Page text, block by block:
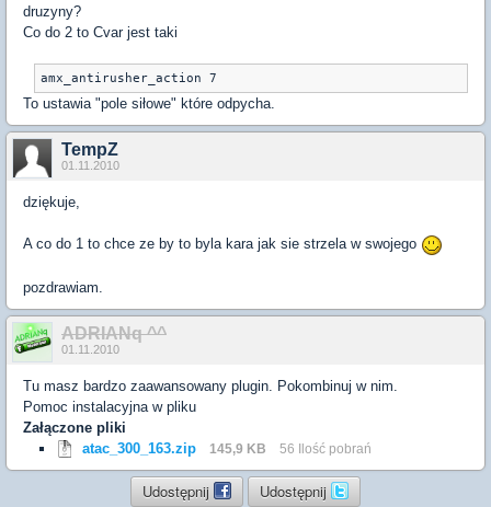
druzyny?
Co do 2 to Cvar jest taki
amx_antirusher_action 7
To ustawia "pole siłowe" które odpycha.
TempZ
01.11.2010
dziękuje,
A co do 1 to chce ze by to byla kara jak sie strzela w swojego
pozdrawiam.
ADRIANq ^^
01.11.2010
Tu masz bardzo zaawansowany plugin. Pokombinuj w nim.
Pomoc instalacyjna w pliku
Załączone pliki
atac_300_163.zip
145,9 KB 56 Ilość pobrań
Udostępnij Udostępnij